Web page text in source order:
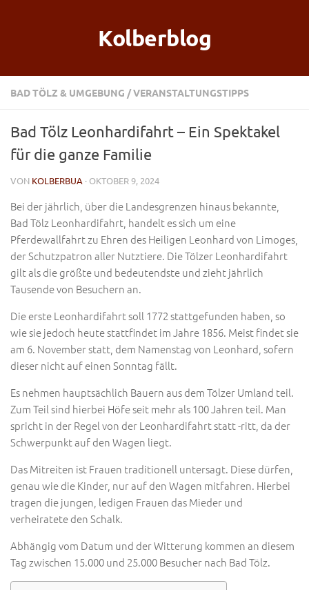
Kolberblog
BAD TÖLZ & UMGEBUNG /VERANSTALTUNGSTIPPS
Bad Tölz Leonhardifahrt – Ein Spektakel
für die ganze Familie
VON KOLBERBUA · OKTOBER 9, 2024
Bei der jährlich, über die Landesgrenzen hinaus bekannte,
Bad Tölz Leonhardifahrt, handelt es sich um eine
Pferdewallfahrt zu Ehren des Heiligen Leonhard von Limoges,
der Schutzpatron aller Nutztiere. Die Tölzer Leonhardifahrt
gilt als die größte und bedeutendste und zieht jährlich
Tausende von Besuchern an.
Die erste Leonhardifahrt soll 1772 stattgefunden haben, so
wie sie jedoch heute stattfindet im Jahre 1856. Meist findet sie
am 6. November statt, dem Namenstag von Leonhard, sofern
dieser nicht auf einen Sonntag fällt.
Es nehmen hauptsächlich Bauern aus dem Tölzer Umland teil.
Zum Teil sind hierbei Höfe seit mehr als 100 Jahren teil. Man
spricht in der Regel von der Leonhardifahrt statt -ritt, da der
Schwerpunkt auf den Wagen liegt.
Das Mitreiten ist Frauen traditionell untersagt. Diese dürfen,
genau wie die Kinder, nur auf den Wagen mitfahren. Hierbei
tragen die jungen, ledigen Frauen das Mieder und
verheiratete den Schalk.
Abhängig vom Datum und der Witterung kommen an diesem
Tag zwischen 15.000 und 25.000 Besucher nach Bad Tölz.